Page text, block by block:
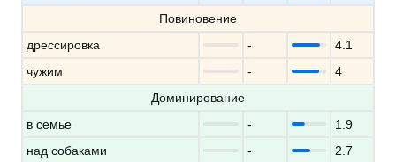
Повиновение
дрессировка
-
4.1
чужим
-
4
Доминирование
в семье
-
1.9
над собаками
-
2.7